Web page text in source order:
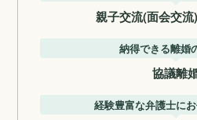
親子交流(面会交
納得できる離婚
協議離
経験豊富な弁護士に